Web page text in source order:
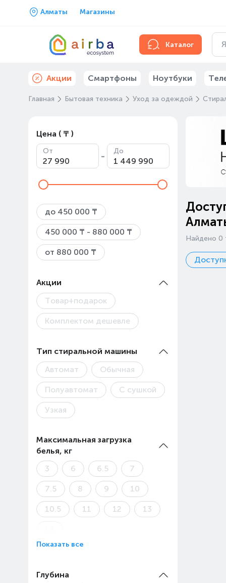
Алматы Магазины
Каталог
Акции Смартфоны Ноутбуки
Главная Бытовая техника Уход за одеждой
Цена ( ₸ )
От - До
до 450 000 ₸
450 000 ₸ - 880 000 ₸
от 880 000 ₸
Акции
Товар+подарок
Комплектом дешевле
Тип стиральной машины
Автомат
Обычная
Полуавтомат С сушкой
Узкая
Максимальная загрузка
белья, кг
3
6 6.5 7
7.5 8 9 10
10.5 11 12 13
Показать все
Глубина
Найдено 0